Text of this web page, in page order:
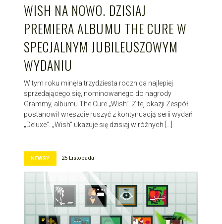
WISH NA NOWO. DZISIAJ
PREMIERA ALBUMU THE CURE W
SPECJALNYM JUBILEUSZOWYM
WYDANIU
W tym roku minęła trzydziesta rocznica najlepiej
sprzedającego się, nominowanego do nagrody
Grammy, albumu The Cure „Wish”. Z tej okazji Zespół
postanowił wreszcie ruszyć z kontynuacją serii wydań
„Deluxe”. „Wish” ukazuje się dzisiaj w różnych […]
NEWSY 25 Listopada